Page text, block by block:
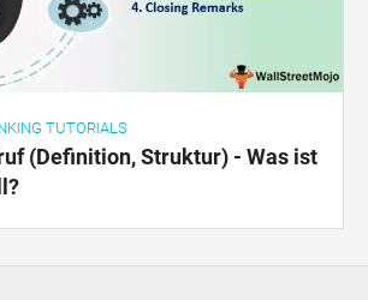
TUTORIALS
(Definition, Struktur) - Was ist